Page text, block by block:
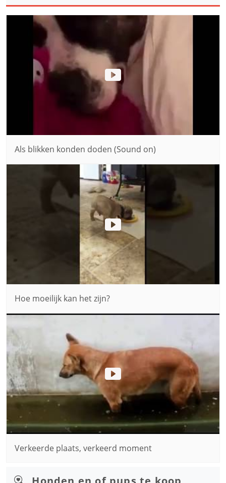
Als blikken konden doden (Sound on)
Hoe moeilijk kan het zijn?
Verkeerde plaats, verkeerd moment